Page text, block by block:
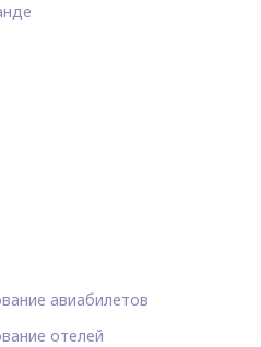
авиабилетов
отелей